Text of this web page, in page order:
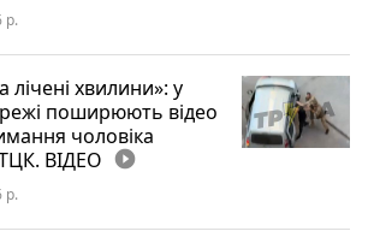
р.
хвилини»: у
поширюють відео
чоловіка
ВІДЕО play_circle_filled
р.